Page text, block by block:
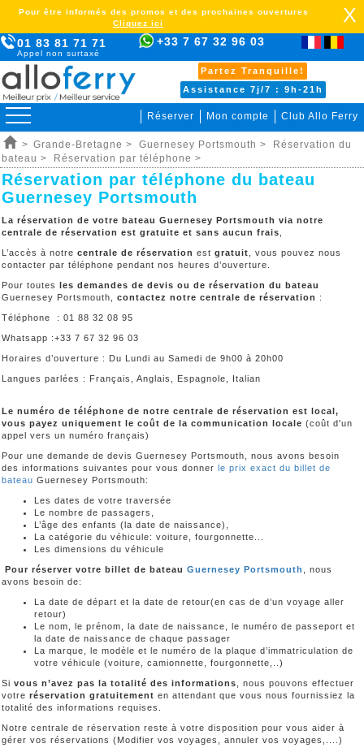
01 83 81 71 71
Appel non surtaxé
+33 7 67 32 96 03
Partez Tranquille!
Assistance 7j/7 : 9h-21h
Réserver Mon compte Club Allo Ferry
Pour être informés des promos et des prochaines ouvertures
Cliquez ici
X
> Grande-Bretagne > Guernesey Portsmouth >
Réservation du
bateau >
Réservation par téléphone >
Réservation par téléphone du bateau
Guernesey Portsmouth
La réservation de votre bateau Guernesey Portsmouth via notre
centrale de réservation est gratuite et sans aucun frais
L’accès à notre centrale de réservation est gratuit , vous pouvez nous
contacter par téléphone pendant nos heures d’ouverture.
Pour toutes les demandes de devis ou de réservation du bateau
Guernesey Portsmouth, contactez notre centrale de réservation :
Téléphone : 01 88 32 08 95
Whatsapp :+33 7 67 32 96 03
Horaires d’ouverture : Du Lundi au Samedi de 9h00 à 20h00
Langues parlées : Français, Anglais, Espagnole, Italian
Le numéro de téléphone de notre centrale de réservation est local,
vous payez uniquement le coût de la communication locale (coût d'un
appel vers un numéro français)
Pour une demande de devis Guernesey Portsmouth, nous avons besoin
des informations suivantes pour vous donner le prix exact du billet de
bateau Guernesey Portsmouth:
Les dates de votre traversée
Le nombre de passagers,
L’âge des enfants (la date de naissance),
La catégorie du véhicule: voiture, fourgonnette...
Les dimensions du véhicule
Pour réserver votre billet de bateau Guernesey Portsmouth
, nous
avons besoin de:
La date de départ et la date de retour(en cas de d’un voyage aller
retour)
Le nom, le prénom, la date de naissance, le numéro de passeport et
la date de naissance de chaque passager
La marque, le modèle et le numéro de la plaque d’immatriculation de
votre véhicule (voiture, camionnette, fourgonnette,..)
Si vous n’avez pas la totalité des informations , nous pouvons effectuer
votre réservation gratuitement en attendant que vous nous fournissiez la
totalité des informations requises.
Notre centrale de réservation reste à votre disposition pour vous aider à
gérer vos réservations (Modifier vos voyages, annuler vos voyages,....)